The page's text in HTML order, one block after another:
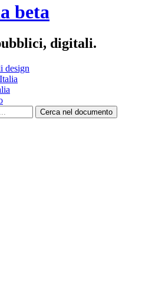
beta
digitali.
design
Cerca nel documento